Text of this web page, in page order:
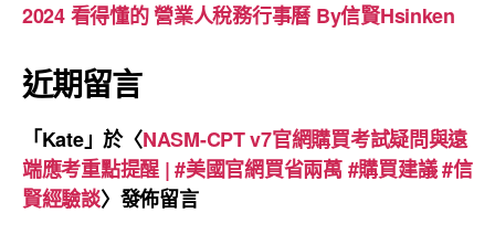
2024 看得懂的 營業人稅務行事曆 By信賢Hsinken
近期留言
「Kate」於〈NASM-CPT v7官網購買考試疑問與遠
端應考重點提醒 | #美國官網買省兩萬 #購買建議 #信
賢經驗談〉發佈留言